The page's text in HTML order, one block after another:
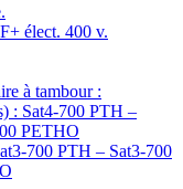
élect. 400 v.
à tambour :
: Sat4-700 PTH –
PETHO
700 PTH – Sat3-700